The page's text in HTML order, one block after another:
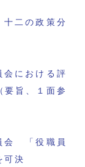
二の政策分
会における評
要旨、１面参
会 「役職員
可決